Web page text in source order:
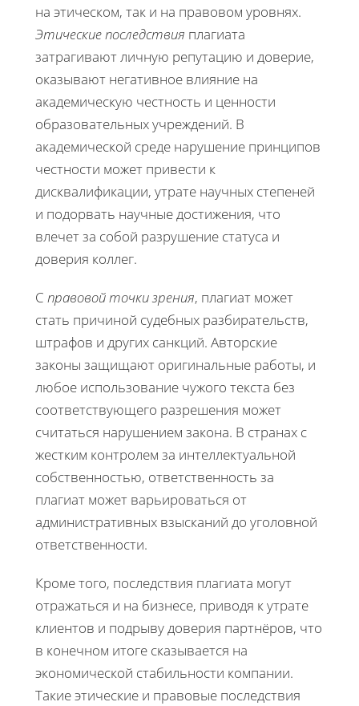
на этическом, так и на правовом уровнях.
Этические последствия плагиата
затрагивают личную репутацию и доверие,
оказывают негативное влияние на
академическую честность и ценности
образовательных учреждений. В
академической среде нарушение принципов
честности может привести к
дисквалификации, утрате научных степеней
и подорвать научные достижения, что
влечет за собой разрушение статуса и
доверия коллег.
С правовой точки зрения, плагиат может
стать причиной судебных разбирательств,
штрафов и других санкций. Авторские
законы защищают оригинальные работы, и
любое использование чужого текста без
соответствующего разрешения может
считаться нарушением закона. В странах с
жестким контролем за интеллектуальной
собственностью, ответственность за
плагиат может варьироваться от
административных взысканий до уголовной
ответственности.
Кроме того, последствия плагиата могут
отражаться и на бизнесе, приводя к утрате
клиентов и подрыву доверия партнёров, что
в конечном итоге сказывается на
экономической стабильности компании.
Такие этические и правовые последствия